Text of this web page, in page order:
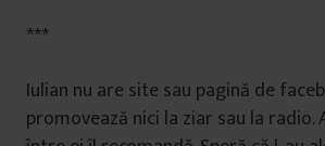
***
Iulian nu are site sau pagină de
promovează nici la ziar sau la